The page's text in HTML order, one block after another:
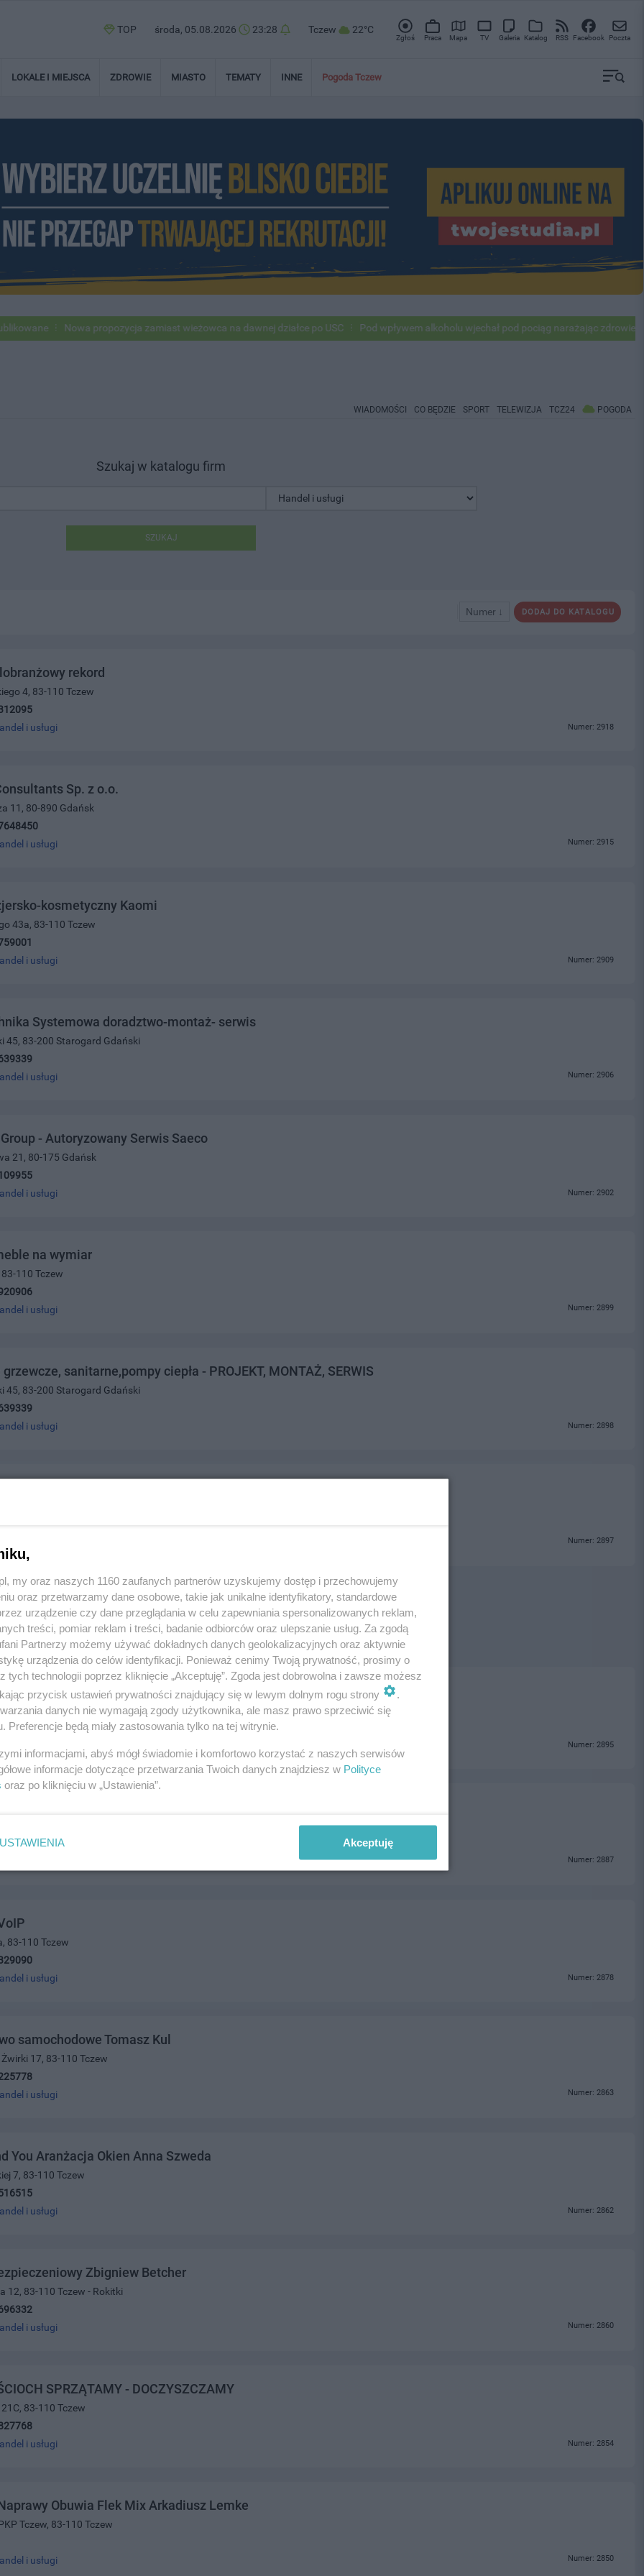
TOP środa, 05.08.2026 23:28 Tczew 22°C
Zgłoś Praca Mapa TV Galeria Katalog RSS Facebook Poczta
LOKALE I MIEJSCA ZDROWIE MIASTO TEMATY INNE Pogoda Tczew
Nowa propozycja zamiast wieżowca na dawnej działce po USC Pod wpływem alkoholu wjechał pod pociąg narażając zdrowie i życie
WIADOMOŚCI CO BĘDZIE SPORT TELEWIZJA TCZ24 POGODA
Szukaj w katalogu firm
SZUKAJ
DODAJ DO KATALOGU
Numer ↓
rekord
4, 83-110 Tczew
i usługi Numer: 2918
Sp. z o.o.
11, 80-890 Gdańsk
i usługi Numer: 2915
kosmetyczny Kaomi
43a, 83-110 Tczew
i usługi Numer: 2909
Systemowa doradztwo-montaż- serwis
45, 83-200 Starogard Gdański
i usługi Numer: 2906
- Autoryzowany Serwis Saeco
21, 80-175 Gdańsk
i usługi Numer: 2902
na wymiar
110 Tczew
i usługi Numer: 2899
sanitarne,pompy ciepła - PROJEKT, MONTAŻ, SERWIS
45, 83-200 Starogard Gdański
i usługi Numer: 2898
38, 83-110 Tczew
Numer: 2897
83-110 Tczew
Numer: 2895
Numer: 2887
83-110 Tczew
i usługi Numer: 2878
samochodowe Tomasz Kul
Żwirki 17, 83-110 Tczew
i usługi Numer: 2863
You Aranżacja Okien Anna Szweda
7, 83-110 Tczew
i usługi Numer: 2862
Zbigniew Betcher
12, 83-110 Tczew - Rokitki
i usługi Numer: 2860
SPRZĄTAMY - DOCZYSZCZAMY
83-110 Tczew
i usługi Numer: 2854
Obuwia Flek Mix Arkadiusz Lemke
Tczew, 83-110 Tczew
i usługi Numer: 2850
my oraz naszych 1160 zaufanych partnerów uzyskujemy dostęp i przechowujemy
oraz przetwarzamy dane osobowe, takie jak unikalne identyfikatory, standardowe
urządzenie czy dane przeglądania w celu zapewniania spersonalizowanych reklam,
treści, pomiar reklam i treści, badanie odbiorców oraz ulepszanie usług. Za zgodą
Partnerzy możemy używać dokładnych danych geolokalizacyjnych oraz aktywnie
urządzenia do celów identyfikacji. Ponieważ cenimy Twoją prywatność, prosimy o
tych technologii poprzez kliknięcie „Akceptuję”. Zgoda jest dobrowolna i zawsze możesz
przycisk ustawień prywatności znajdujący się w lewym dolnym rogu strony
.
danych nie wymagają zgody użytkownika, ale masz prawo sprzeciwić się
Preferencje będą miały zastosowania tylko na tej witrynie.
informacjami, abyś mógł świadomie i komfortowo korzystać z naszych serwisów
informacje dotyczące przetwarzania Twoich danych znajdziesz w Polityce
oraz po kliknięciu w „Ustawienia”.
USTAWIENIA Akceptuję